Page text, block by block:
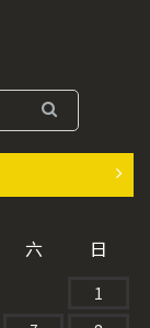
六 日
1